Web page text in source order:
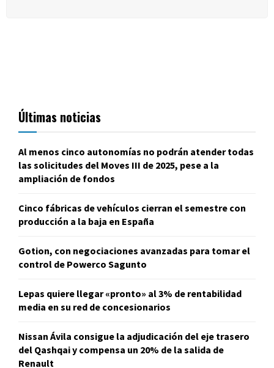
Últimas noticias
Al menos cinco autonomías no podrán atender todas
las solicitudes del Moves III de 2025, pese a la
ampliación de fondos
Cinco fábricas de vehículos cierran el semestre con
producción a la baja en España
Gotion, con negociaciones avanzadas para tomar el
control de Powerco Sagunto
Lepas quiere llegar «pronto» al 3% de rentabilidad
media en su red de concesionarios
Nissan Ávila consigue la adjudicación del eje trasero
del Qashqai y compensa un 20% de la salida de
Renault